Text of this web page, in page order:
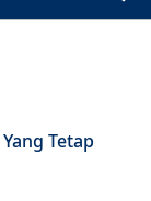
Tetap